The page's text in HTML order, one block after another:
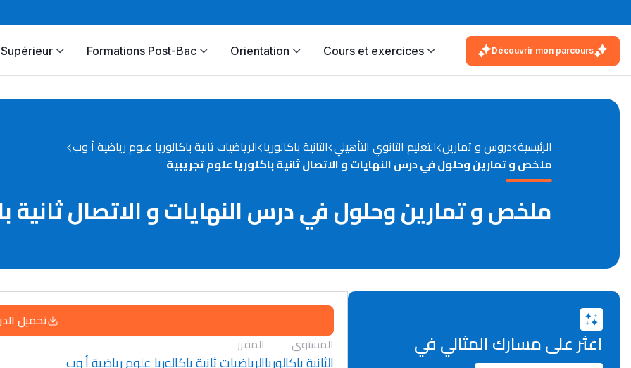
Formations Post-Bac Orientation Cours et exercices Découvrir mon parcours
الرئيسية دروس و تمارين التعليم الثانوي التأهيلي الثانية باكالوريا الرياضيات ثانية باكالوريا علوم رياضية أ وب
ملخص و تمارين وحلول في درس النهايات و الاتصال ثانية باكلوريا علوم تجريبية
ملخص و تمارين وحلول في درس النهايات و الاتصال ثانية
تحميل
المستوى
الثانية باكالوريا
المقرر
الرياضيات ثانية باكالوريا علوم رياضية أ وب
اعثر على مسارك المثالي في